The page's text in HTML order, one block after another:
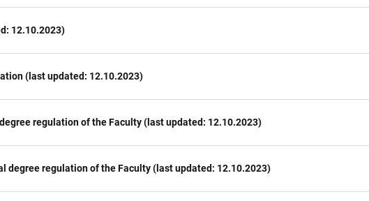
12.10.2023)
(last updated: 12.10.2023)
regulation of the Faculty (last updated: 12.10.2023)
degree regulation of the Faculty (last updated: 12.10.2023)